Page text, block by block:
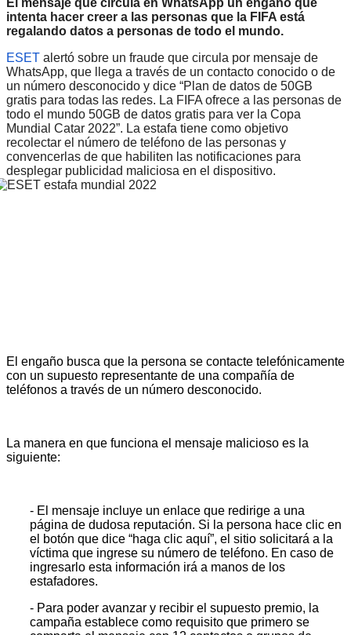
intenta hacer creer a las personas que la FIFA está
regalando datos a personas de todo el mundo.
ESET alertó sobre un fraude que circula por mensaje de
WhatsApp, que llega a través de un contacto conocido o de
un número desconocido y dice “Plan de datos de 50GB
gratis para todas las redes. La FIFA ofrece a las personas de
todo el mundo 50GB de datos gratis para ver la Copa
Mundial Catar 2022”. La estafa tiene como objetivo
recolectar el número de teléfono de las personas y
convencerlas de que habiliten las notificaciones para
desplegar publicidad maliciosa en el dispositivo.
El engaño busca que la persona se contacte telefónicamente
con un supuesto representante de una compañía de
teléfonos a través de un número desconocido.
La manera en que funciona el mensaje malicioso es la
siguiente:
- El mensaje incluye un enlace que redirige a una
página de dudosa reputación. Si la persona hace clic en
el botón que dice “haga clic aquí”, el sitio solicitará a la
víctima que ingrese su número de teléfono. En caso de
ingresarlo esta información irá a manos de los
estafadores.
- Para poder avanzar y recibir el supuesto premio, la
campaña establece como requisito que primero se